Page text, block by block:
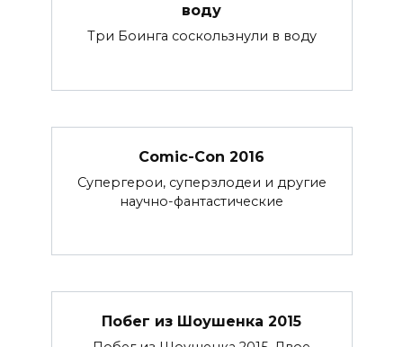
воду
Три Боинга соскользнули в воду
Comic-Con 2016
Супергерои, суперзлодеи и другие
научно-фантастические
Побег из Шоушенка 2015